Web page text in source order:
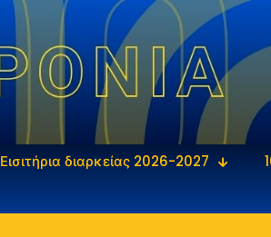
Εισιτήρια διαρκείας 2026-2027